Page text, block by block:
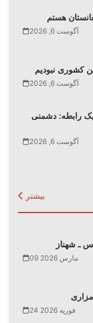
هستم
آگوست 6, 2026
کشوری نبودیم
آگوست 6, 2026
یک رابطه: دشمنی
آگوست 6, 2026
بیشتر
09 مارس 2026
24 فوریه 2026